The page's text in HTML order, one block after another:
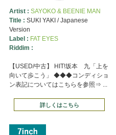
Artist : SAYOKO & BEENIE MAN
Title : SUKI YAKI / Japanese
Version
Label : FAT EYES
Riddim :
【USED/中古】 HIT!坂本 九「上を
向いて歩こう」 ◆◆◆コンディショ
ン表記についてはこちらを参照⇒ ...
詳しくはこちら